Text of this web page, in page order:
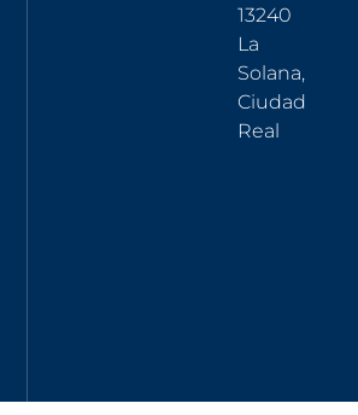
13240
La
Solana,
Ciudad
Real